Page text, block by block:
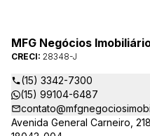
comerciais, terrenos etc.
podem ser feitas por
pela pesquisa para Vendas. Um módulo de super busca irá
pesquisar entre as ofertas o
você procura. em instantes
resultado, podendo, inclusive
outros parâmetros. Caso não exista uma oferta que preencha
seus requisitos, você poderá
MFG Negócios
CRECI: 28348-J
(15) 3342-7300
(15) 99104-6487
Avenida General Carneiro,